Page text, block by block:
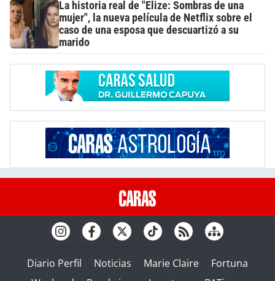
La historia real de "Elize: Sombras de una
mujer", la nueva película de Netflix sobre el
caso de una esposa que descuartizó a su
marido
Diario Perfil Noticias Marie Claire
Fortuna